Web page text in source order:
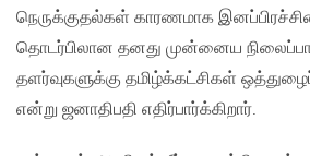
நெருக்குதல்கள் காரணமாக
தொடர்பிலான தனது முன்னைய
தளர்வுகளுக்கு தமிழ்க்கட்சிகள்
என்று ஜனாதிபதி எதிர்பார்க்கிறார்.